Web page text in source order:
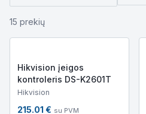
15 prekių
Hikvision įeigos
kontroleris DS-K2601T
Hikvision
215.01 € su PVM